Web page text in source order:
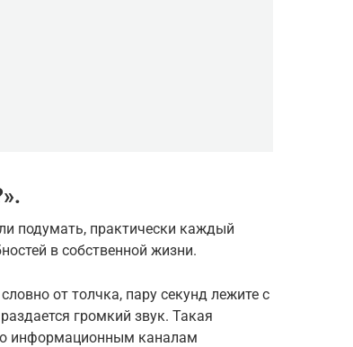
подумать, практически каждый
в собственной жизни.
от толчка, пару секунд лежите с
громкий звук. Такая
информационным каналам